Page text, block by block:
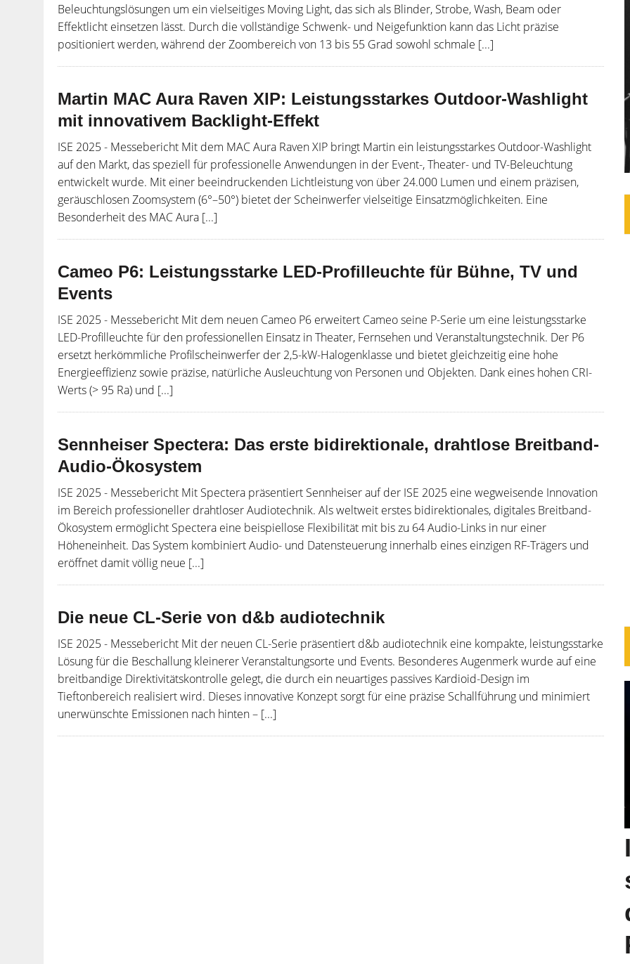
Beleuchtungslösungen um ein vielseitiges Moving Light, das sich als Blinder, Strobe, Wash, Beam oder
Effektlicht einsetzen lässt. Durch die vollständige Schwenk- und Neigefunktion kann das Licht präzise
positioniert werden, während der Zoombereich von 13 bis 55 Grad sowohl schmale [...]
Martin MAC Aura Raven XIP: Leistungsstarkes Outdoor-Washlight
mit innovativem Backlight-Effekt
ISE 2025 - Messebericht Mit dem MAC Aura Raven XIP bringt Martin ein leistungsstarkes Outdoor-Washlight
auf den Markt, das speziell für professionelle Anwendungen in der Event-, Theater- und TV-Beleuchtung
entwickelt wurde. Mit einer beeindruckenden Lichtleistung von über 24.000 Lumen und einem präzisen,
geräuschlosen Zoomsystem (6°–50°) bietet der Scheinwerfer vielseitige Einsatzmöglichkeiten. Eine
Besonderheit des MAC Aura [...]
Cameo P6: Leistungsstarke LED-Profilleuchte für Bühne, TV und
Events
ISE 2025 - Messebericht Mit dem neuen Cameo P6 erweitert Cameo seine P-Serie um eine leistungsstarke
LED-Profilleuchte für den professionellen Einsatz in Theater, Fernsehen und Veranstaltungstechnik. Der P6
ersetzt herkömmliche Profilscheinwerfer der 2,5-kW-Halogenklasse und bietet gleichzeitig eine hohe
Energieeffizienz sowie präzise, natürliche Ausleuchtung von Personen und Objekten. Dank eines hohen CRI-
Werts (> 95 Ra) und [...]
Sennheiser Spectera: Das erste bidirektionale, drahtlose Breitband-
Audio-Ökosystem
ISE 2025 - Messebericht Mit Spectera präsentiert Sennheiser auf der ISE 2025 eine wegweisende Innovation
im Bereich professioneller drahtloser Audiotechnik. Als weltweit erstes bidirektionales, digitales Breitband-
Ökosystem ermöglicht Spectera eine beispiellose Flexibilität mit bis zu 64 Audio-Links in nur einer
Höheneinheit. Das System kombiniert Audio- und Datensteuerung innerhalb eines einzigen RF-Trägers und
eröffnet damit völlig neue [...]
Die neue CL-Serie von d&b audiotechnik
ISE 2025 - Messebericht Mit der neuen CL-Serie präsentiert d&b audiotechnik eine kompakte, leistungsstarke
Lösung für die Beschallung kleinerer Veranstaltungsorte und Events. Besonderes Augenmerk wurde auf eine
breitbandige Direktivitätskontrolle gelegt, die durch ein neuartiges passives Kardioid-Design im
Tieftonbereich realisiert wird. Dieses innovative Konzept sorgt für eine präzise Schallführung und minimiert
unerwünschte Emissionen nach hinten – [...]